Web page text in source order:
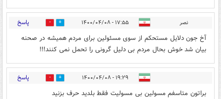
نصر ۱۷:۵۵ - ۱۴۰۰/۰۴/۰۸ 0 پاسخ
آخ جون دلایل مستحکم از سوی مسئولین برای مردم همیشه در صحنه
بیان شد خوش بحال مردم بی دلیل گرونی را تحمل نمی کنند!!!
۱۹:۲۹ - ۱۴۰۰/۰۴/۰۸ 2 پاسخ
براتون متاسفم مسولین بی مسولیت فقط بلدید حرف بزنید